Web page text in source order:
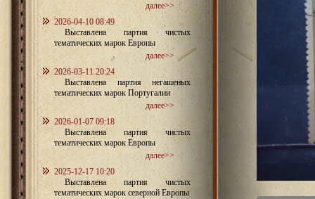
далее>>
2026-04-10 08:49
Выставлена партия чистых
тематических марок Европы
далее>>
2026-03-11 20:24
Выставлена партия негашеных
тематических марок Португалии
далее>>
2026-01-07 09:18
Выставлена партия чистых
тематических марок Европы
далее>>
2025-12-17 10:20
Выставлена партия чистых
тематических марок северной Европы